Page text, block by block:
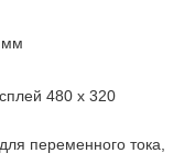
мм
480 х 320
переменного тока,